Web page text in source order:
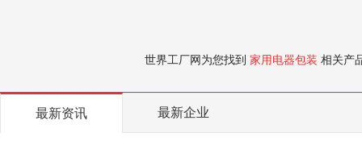
世界工厂网为您找到 家用电器包装 相关产
最新资讯 最新企业